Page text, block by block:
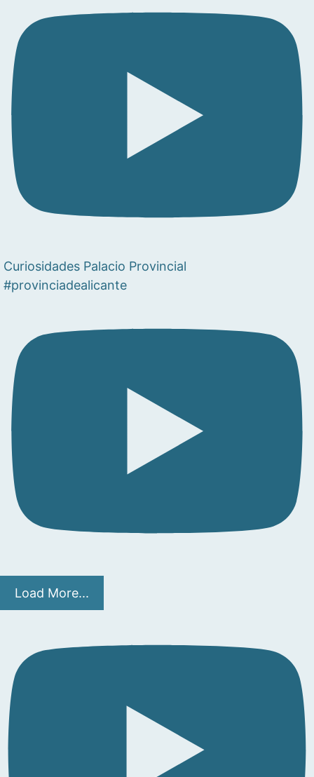
Curiosidades Palacio Provincial
#provinciadealicante
Load More...